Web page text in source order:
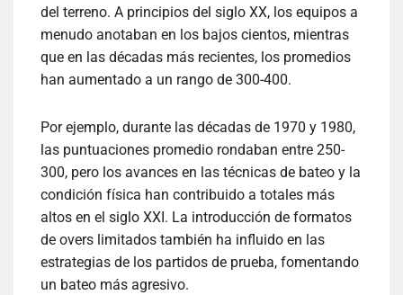
del terreno. A principios del siglo XX, los equipos a
menudo anotaban en los bajos cientos, mientras
que en las décadas más recientes, los promedios
han aumentado a un rango de 300-400.
Por ejemplo, durante las décadas de 1970 y 1980,
las puntuaciones promedio rondaban entre 250-
300, pero los avances en las técnicas de bateo y la
condición física han contribuido a totales más
altos en el siglo XXI. La introducción de formatos
de overs limitados también ha influido en las
estrategias de los partidos de prueba, fomentando
un bateo más agresivo.